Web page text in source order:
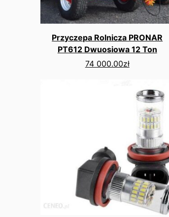
Przyczepa Rolnicza PRONAR
PT612 Dwuosiowa 12 Ton
74 000.00zł